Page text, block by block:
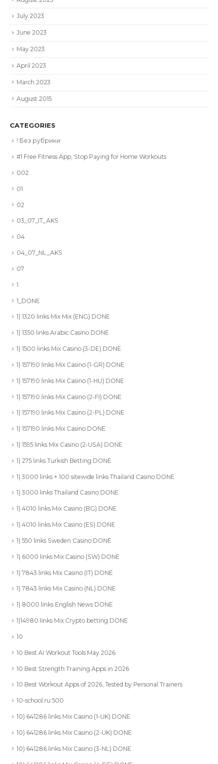
July 2023
June 2023
May 2023
April 2023
March 2023
August 2015
CATEGORIES
! Без рубрики
#1 Free Fitness App, Stop Paying for Home Workouts
002
01
02
03_07_IT_AKS
04
04_07_NL_AKS
07
1
1_DONE
1) 1320 links Mix Mix (ENG) DONE
1) 1350 links Arabic Casino DONE
1) 1500 links Mix Casino (3-DE) DONE
1) 157190 links Mix Casino (1-GR) DONE
1) 157190 links Mix Casino (1-HU) DONE
1) 157190 links Mix Casino (2-FI) DONE
1) 157190 links Mix Casino (2-PL) DONE
1) 157190 links Mix Casino DONE
1) 1595 links Mix Casino (2-USA) DONE
1) 275 links Turkish Betting DONE
1) 3000 links + 100 sitewide links Thailand Casino DONE
1) 3000 links Thailand Casino DONE
1) 4010 links Mix Casino (BG) DONE
1) 4010 links Mix Casino (ES) DONE
1) 550 links Sweden Casino DONE
1) 6000 links Mix Casino (SW) DONE
1) 7843 links Mix Casino (IT) DONE
1) 7843 links Mix Casino (NL) DONE
1) 8000 links English News DONE
1)14980 links Mix Crypto betting DONE
10
10 Best AI Workout Tools May 2026
10 Best Strength Training Apps in 2026
10 Best Workout Apps of 2026, Tested by Personal Trainers
10-school.ru 500
10) 641286 links Mix Casino (1-UK) DONE
10) 641286 links Mix Casino (2-UK) DONE
10) 641286 links Mix Casino (3-NL) DONE